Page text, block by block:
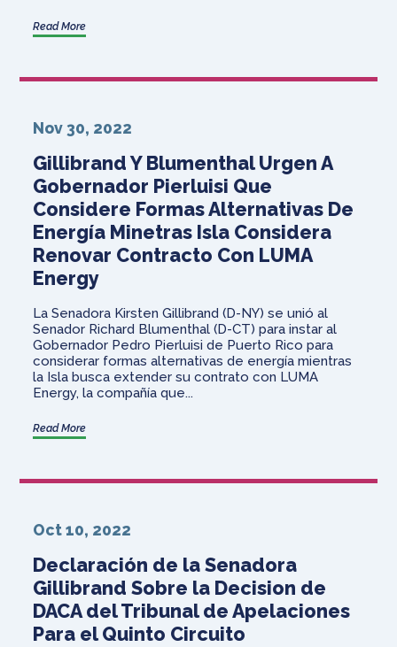
Read More
Gillibrand Y Blumenthal Urgen A
Gobernador Pierluisi Que
Considere Formas Alternativas De
Energía Minetras Isla Considera
Renovar Contracto Con LUMA
Energy
Nov 30, 2022
La Senadora Kirsten Gillibrand (D-NY) se unió al
Senador Richard Blumenthal (D-CT) para instar al
Gobernador Pedro Pierluisi de Puerto Rico para
considerar formas alternativas de energía mientras
la Isla busca extender su contrato con LUMA
Energy, la compañía que...
Read More
Declaración de la Senadora
Gillibrand Sobre la Decision de
DACA del Tribunal de Apelaciones
Para el Quinto Circuito
Oct 10, 2022